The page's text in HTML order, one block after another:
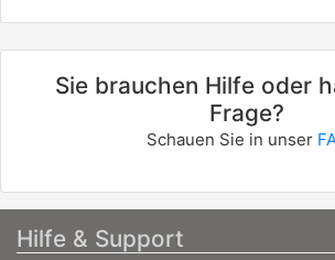
Sie brauchen Hilfe oder
Frage?
Schauen Sie in unser
Hilfe & Support